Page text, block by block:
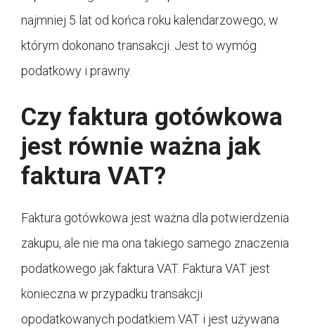
najmniej 5 lat od końca roku kalendarzowego, w
którym dokonano transakcji. Jest to wymóg
podatkowy i prawny.
Czy faktura gotówkowa
jest równie ważna jak
faktura VAT?
Faktura gotówkowa jest ważna dla potwierdzenia
zakupu, ale nie ma ona takiego samego znaczenia
podatkowego jak faktura VAT. Faktura VAT jest
konieczna w przypadku transakcji
opodatkowanych podatkiem VAT i jest używana